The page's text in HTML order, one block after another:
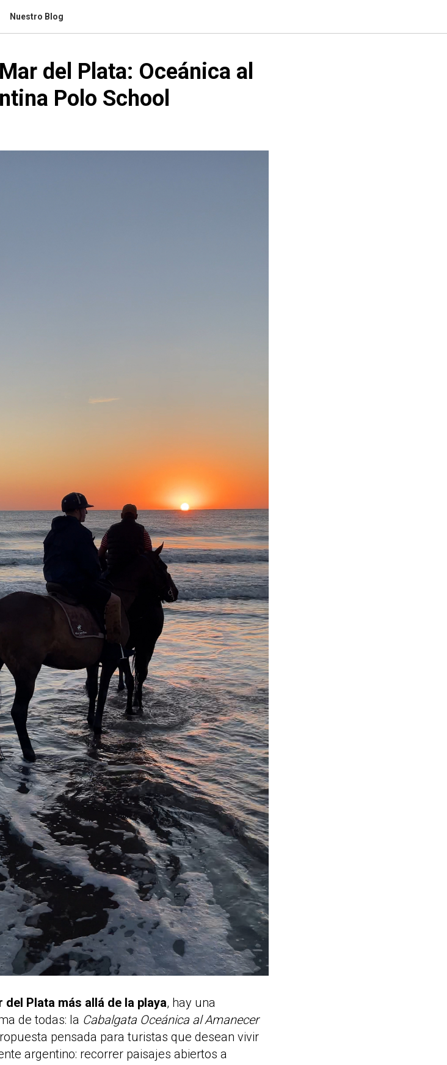
Nuestro Blog
del Plata: Oceánica al
Polo School
del Plata más allá de la playa, hay una
de todas: la Cabalgata Oceánica al Amanecer
pensada para turistas que desean vivir
argentino: recorrer paisajes abiertos a